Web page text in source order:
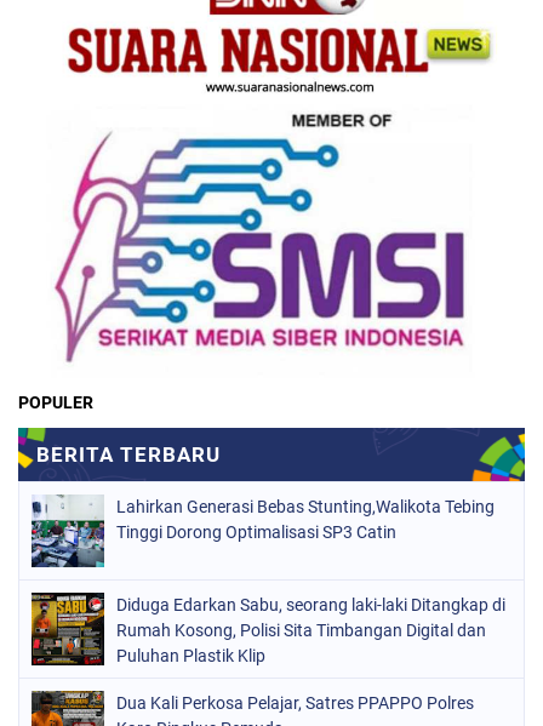
POPULER
Lahirkan Generasi Bebas Stunting,Walikota Tebing
Tinggi Dorong Optimalisasi SP3 Catin
Diduga Edarkan Sabu, seorang laki-laki Ditangkap di
Rumah Kosong, Polisi Sita Timbangan Digital dan
Puluhan Plastik Klip
Dua Kali Perkosa Pelajar, Satres PPAPPO Polres